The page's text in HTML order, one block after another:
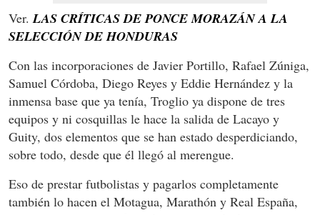
Ver.LAS CRÍTICAS DE PONCE MORAZÁN A LA
SELECCIÓN DE HONDURAS
Con las incorporaciones de Javier Portillo, Rafael Zúniga,
Samuel Córdoba, Diego Reyes y Eddie Hernández y la
inmensa base que ya tenía, Troglio ya dispone de tres
equipos y ni cosquillas le hace la salida de Lacayo y
Guity, dos elementos que se han estado desperdiciando,
sobre todo, desde que él llegó al merengue.
Eso de prestar futbolistas y pagarlos completamente
también lo hacen el Motagua, Marathón y Real España,